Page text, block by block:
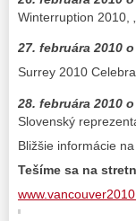
Winterruption 2010,
27. februára 2010
Surrey 2010
28. februára 2010
Slovenský
Bližšie informácie na
Tešíme sa na